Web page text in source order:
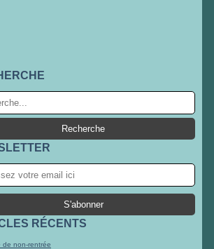
RÉCENTS
de non-rentrée